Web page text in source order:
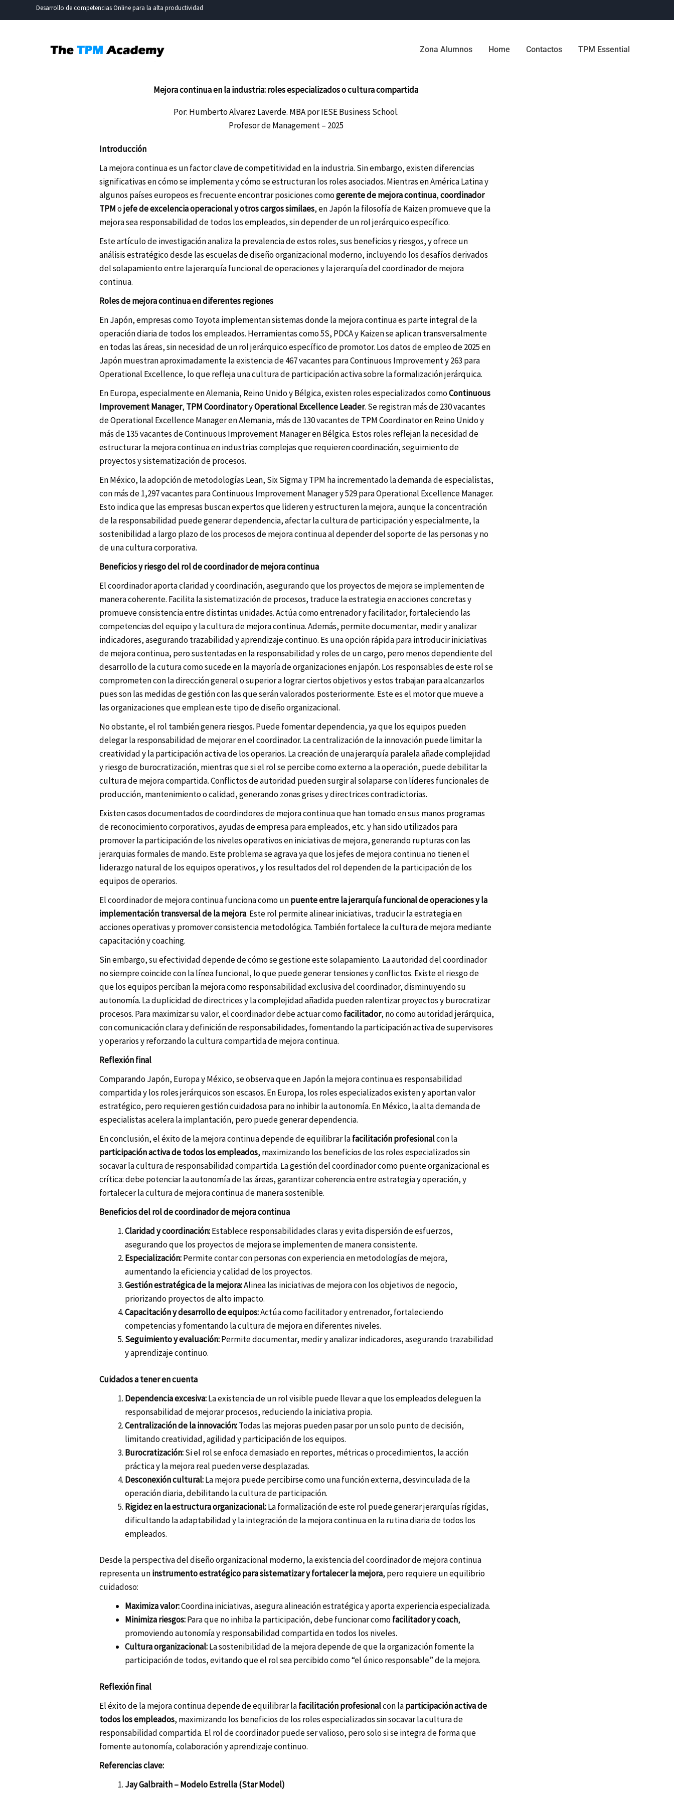
al
Desarrollo de competencias Online para la alta productividad
Zona Alumnos Home Contactos TPM Essential
Mejora continua en la industria: roles especializados o cultura compartida
Por: Humberto Alvarez Laverde. MBA por IESE Business School.
Profesor de Management – 2025
Introducción
La mejora continua es un factor clave de competitividad en la industria. Sin embargo, existen diferencias
significativas en cómo se implementa y cómo se estructuran los roles asociados. Mientras en América Latina y
algunos países europeos es frecuente encontrar posiciones comogerente de mejora continua,coordinador
TPMojefe de excelencia operacional y otros cargos similaes, en Japón la filosofía de Kaizen promueve que la
mejora sea responsabilidad de todos los empleados, sin depender de un rol jerárquico específico.
Este artículo de investigación analiza la prevalencia de estos roles, sus beneficios y riesgos, y ofrece un
análisis estratégico desde las escuelas de diseño organizacional moderno, incluyendo los desafíos derivados
del solapamiento entre la jerarquía funcional de operaciones y la jerarquía del coordinador de mejora
continua.
Roles de mejora continua en diferentes regiones
En Japón, empresas como Toyota implementan sistemas donde la mejora continua es parte integral de la
operación diaria de todos los empleados. Herramientas como 5S, PDCA y Kaizen se aplican transversalmente
en todas las áreas, sin necesidad de un rol jerárquico específico de promotor. Los datos de empleo de 2025 en
Japón muestran aproximadamente la existencia de 467 vacantes para Continuous Improvement y 263 para
Operational Excellence, lo que refleja una cultura de participación activa sobre la formalización jerárquica.
En Europa, especialmente en Alemania, Reino Unido y Bélgica, existen roles especializados comoContinuous
Improvement Manager, TPM CoordinatoryOperational Excellence Leader. Se registran más de 230 vacantes
de Operational Excellence Manager en Alemania, más de 130 vacantes de TPM Coordinator en Reino Unido y
más de 135 vacantes de Continuous Improvement Manager en Bélgica. Estos roles reflejan la necesidad de
estructurar la mejora continua en industrias complejas que requieren coordinación, seguimiento de
proyectos y sistematización de procesos.
En México, la adopción de metodologías Lean, Six Sigma y TPM ha incrementado la demanda de especialistas,
con más de 1,297 vacantes para Continuous Improvement Manager y 529 para Operational Excellence Manager.
Esto indica que las empresas buscan expertos que lideren y estructuren la mejora, aunque la concentración
de la responsabilidad puede generar dependencia, afectar la cultura de participación y especialmente, la
sostenibilidad a largo plazo de los procesos de mejora continua al depender del soporte de las personas y no
de una cultura corporativa.
Beneficios y riesgo del rol de coordinador de mejora continua
El coordinador aporta claridad y coordinación, asegurando que los proyectos de mejora se implementen de
manera coherente. Facilita la sistematización de procesos, traduce la estrategia en acciones concretas y
promueve consistencia entre distintas unidades. Actúa como entrenador y facilitador, fortaleciendo las
competencias del equipo y la cultura de mejora continua. Además, permite documentar, medir y analizar
indicadores, asegurando trazabilidad y aprendizaje continuo. Es una opción rápida para introducir iniciativas
de mejora continua, pero sustentadas en la responsabilidad y roles de un cargo, pero menos dependiente del
desarrollo de la cutura como sucede en la mayoría de organizaciones en japón. Los responsables de este rol se
comprometen con la dirección general o superior a lograr ciertos objetivos y estos trabajan para alcanzarlos
pues son las medidas de gestión con las que serán valorados posteriormente. Este es el motor que mueve a
las organizaciones que emplean este tipo de diseño organizacional.
No obstante, el rol también genera riesgos. Puede fomentar dependencia, ya que los equipos pueden
delegar la responsabilidad de mejorar en el coordinador. La centralización de la innovación puede limitar la
creatividad y la participación activa de los operarios. La creación de una jerarquía paralela añade complejidad
y riesgo de burocratización, mientras que si el rol se percibe como externo a la operación, puede debilitar la
cultura de mejora compartida. Conflictos de autoridad pueden surgir al solaparse con líderes funcionales de
producción, mantenimiento o calidad, generando zonas grises y directrices contradictorias.
Existen casos documentados de coordindores de mejora continua que han tomado en sus manos programas
de reconocimiento corporativos, ayudas de empresa para empleados, etc. y han sido utilizados para
promover la participación de los niveles operativos en iniciativas de mejora, generando rupturas con las
jerarquias formales de mando. Este problema se agrava ya que los jefes de mejora continua no tienen el
liderazgo natural de los equipos operativos, y los resultados del rol dependen de la participación de los
equipos de operarios.
El coordinador de mejora continua funciona como unpuente entre la jerarquía funcional de operaciones y la
implementación transversal de la mejora. Este rol permite alinear iniciativas, traducir la estrategia en
acciones operativas y promover consistencia metodológica. También fortalece la cultura de mejora mediante
capacitación y coaching.
Sin embargo, su efectividad depende de cómo se gestione este solapamiento. La autoridad del coordinador
no siempre coincide con la línea funcional, lo que puede generar tensiones y conflictos. Existe el riesgo de
que los equipos perciban la mejora como responsabilidad exclusiva del coordinador, disminuyendo su
autonomía. La duplicidad de directrices y la complejidad añadida pueden ralentizar proyectos y burocratizar
procesos. Para maximizar su valor, el coordinador debe actuar comofacilitador, no como autoridad jerárquica,
con comunicación clara y definición de responsabilidades, fomentando la participación activa de supervisores
y operarios y reforzando la cultura compartida de mejora continua.
Reflexión final
Comparando Japón, Europa y México, se observa que en Japón la mejora continua es responsabilidad
compartida y los roles jerárquicos son escasos. En Europa, los roles especializados existen y aportan valor
estratégico, pero requieren gestión cuidadosa para no inhibir la autonomía. En México, la alta demanda de
especialistas acelera la implantación, pero puede generar dependencia.
En conclusión, el éxito de la mejora continua depende de equilibrar lafacilitación profesionalcon la
participación activa de todos los empleados, maximizando los beneficios de los roles especializados sin
socavar la cultura de responsabilidad compartida. La gestión del coordinador como puente organizacional es
crítica: debe potenciar la autonomía de las áreas, garantizar coherencia entre estrategia y operación, y
fortalecer la cultura de mejora continua de manera sostenible.
Beneficios del rol de coordinador de mejora continua
Claridad y coordinación:Establece responsabilidades claras y evita dispersión de esfuerzos,
asegurando que los proyectos de mejora se implementen de manera consistente.
Especialización:Permite contar con personas con experiencia en metodologías de mejora,
aumentando la eficiencia y calidad de los proyectos.
Gestión estratégica de la mejora:Alinea las iniciativas de mejora con los objetivos de negocio,
priorizando proyectos de alto impacto.
Capacitación y desarrollo de equipos:Actúa como facilitador y entrenador, fortaleciendo
competencias y fomentando la cultura de mejora en diferentes niveles.
Seguimiento y evaluación:Permite documentar, medir y analizar indicadores, asegurando trazabilidad
y aprendizaje continuo.
Cuidados a tener en cuenta
Dependencia excesiva:La existencia de un rol visible puede llevar a que los empleados deleguen la
responsabilidad de mejorar procesos, reduciendo la iniciativa propia.
Centralización de la innovación:Todas las mejoras pueden pasar por un solo punto de decisión,
limitando creatividad, agilidad y participación de los equipos.
Burocratización:Si el rol se enfoca demasiado en reportes, métricas o procedimientos, la acción
práctica y la mejora real pueden verse desplazadas.
Desconexión cultural:La mejora puede percibirse como una función externa, desvinculada de la
operación diaria, debilitando la cultura de participación.
Rigidez en la estructura organizacional:La formalización de este rol puede generar jerarquías rígidas,
dificultando la adaptabilidad y la integración de la mejora continua en la rutina diaria de todos los
empleados.
Desde la perspectiva del diseño organizacional moderno, la existencia del coordinador de mejora continua
representa uninstrumento estratégico para sistematizar y fortalecer la mejora, pero requiere un equilibrio
cuidadoso:
Maximiza valor:Coordina iniciativas, asegura alineación estratégica y aporta experiencia especializada.
Minimiza riesgos:Para que no inhiba la participación, debe funcionar comofacilitador y coach,
promoviendo autonomía y responsabilidad compartida en todos los niveles.
Cultura organizacional:La sostenibilidad de la mejora depende de que la organización fomente la
participación de todos, evitando que el rol sea percibido como “el único responsable” de la mejora.
Reflexión final
El éxito de la mejora continua depende de equilibrar lafacilitación profesionalcon laparticipación activa de
todos los empleados, maximizando los beneficios de los roles especializados sin socavar la cultura de
responsabilidad compartida. El rol de coordinador puede ser valioso, pero solo si se integra de forma que
fomente autonomía, colaboración y aprendizaje continuo.
Referencias clave:
Jay Galbraith – Modelo Estrella (Star Model)